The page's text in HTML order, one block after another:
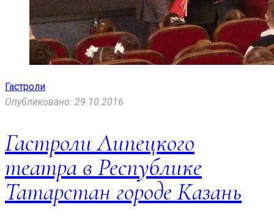
Гастроли
Опубликовано: 29.10.2016
Гастроли Липецкого
театра в Республике
Татарстан городе Казань